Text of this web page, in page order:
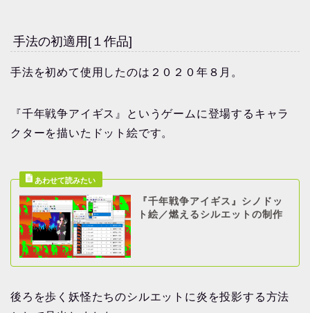
手法の初適用[１作品]
手法を初めて使用したのは２０２０年８月。
『千年戦争アイギス』というゲームに登場するキャラ
クターを描いたドット絵です。
『千年戦争アイギス』シノドッ
ト絵／燃えるシルエットの制作
後ろを歩く妖怪たちのシルエットに炎を投影する方法